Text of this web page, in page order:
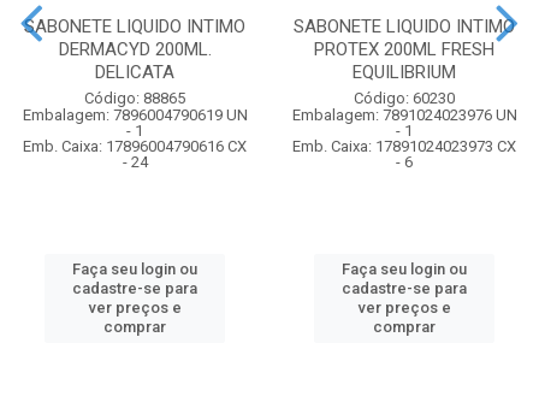
SABONETE LIQUIDO INTIMO
DERMACYD 200ML.
DELICATA
Código: 88865
Embalagem: 7896004790619 UN
- 1
Emb. Caixa: 17896004790616 CX
- 24
Faça seu login ou
cadastre-se para
ver preços e
comprar
SABONETE LIQUIDO INTIMO
PROTEX 200ML FRESH
EQUILIBRIUM
Código: 60230
Embalagem: 7891024023976 UN
- 1
Emb. Caixa: 17891024023973 CX
- 6
Faça seu login ou
cadastre-se para
ver preços e
comprar